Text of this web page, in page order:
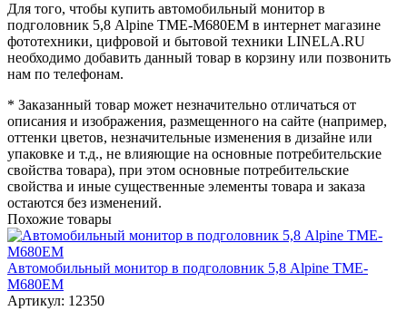
Для того, чтобы купить автомобильный монитор в
подголовник 5,8 Alpine TME-M680EM в интернет магазине
фототехники, цифровой и бытовой техники LINELA.RU
необходимо добавить данный товар в корзину или позвонить
нам по телефонам.
* Заказанный товар может незначительно отличаться от
описания и изображения, размещенного на сайте (например,
оттенки цветов, незначительные изменения в дизайне или
упаковке и т.д., не влияющие на основные потребительские
свойства товара), при этом основные потребительские
свойства и иные существенные элементы товара и заказа
остаются без изменений.
Похожие товары
Автомобильный монитор в подголовник 5,8 Alpine TME-
M680EM
Артикул: 12350